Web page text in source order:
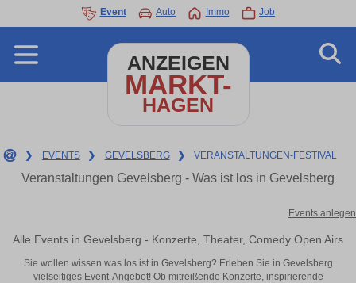
Event Auto Immo Job
ANZEIGEN
MARKT-
HAGEN
❯ EVENTS ❯ GEVELSBERG ❯ VERANSTALTUNGEN-FESTIVAL
Veranstaltungen Gevelsberg - Was ist los in Gevelsberg
Events anlegen
Alle Events in Gevelsberg - Konzerte, Theater, Comedy Open Airs
Sie wollen wissen was los ist in Gevelsberg? Erleben Sie in Gevelsberg
vielseitiges Event-Angebot! Ob mitreißende Konzerte, inspirierende